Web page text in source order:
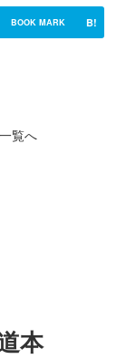
BOOK MARK B!
覧へ
本